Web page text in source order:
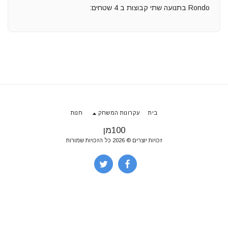
Rondo בתנועה שתי קבוצות ב 4 שטחים:
100מן
זכויות יוצרים © 2026 כל הזכויות שמורות
בית עקרונות המשחק חנות